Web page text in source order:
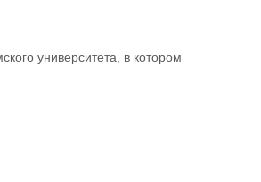
университета, в котором